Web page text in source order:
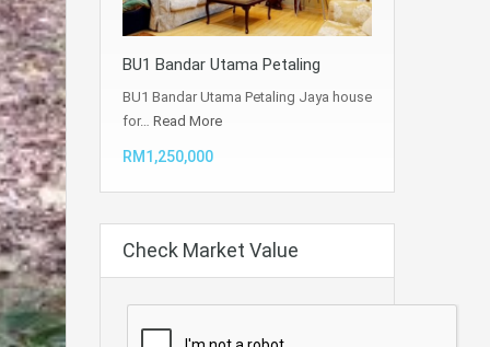
BU1 Bandar Utama Petaling
BU1 Bandar Utama Petaling Jaya house
for… Read More
RM1,250,000
Check Market Value